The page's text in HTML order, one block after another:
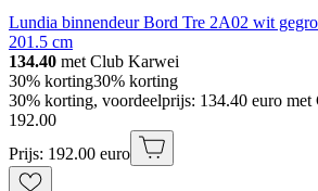
Lundia binnendeur Bord Tre 2A02 wit
201.5 cm
134.40 met Club Karwei
30% korting30% korting
30% korting, voordeelprijs: 134.40 euro
192.00
Prijs: 192.00 euro